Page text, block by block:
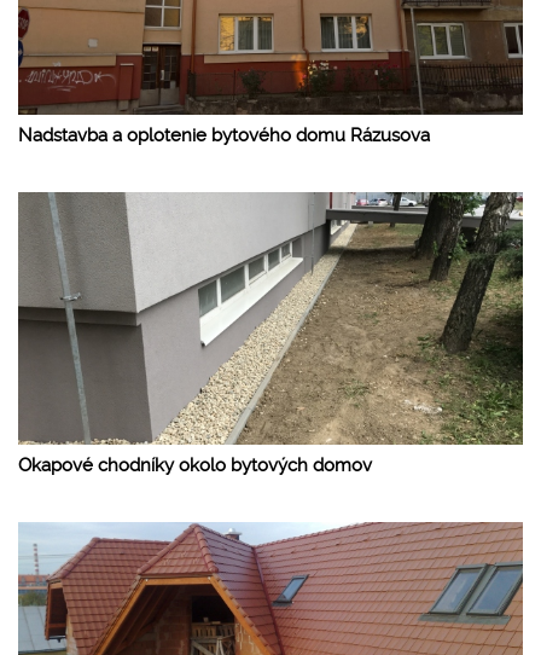
Nadstavba a oplotenie bytového domu Rázusova
Okapové chodníky okolo bytových domov